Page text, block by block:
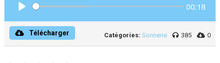
00:18
Télécharger Catégories: Sonnerie 385 0